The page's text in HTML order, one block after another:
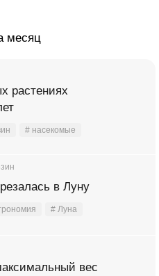
месяц
растениях
# насекомые
в Луну
# Луна
вес